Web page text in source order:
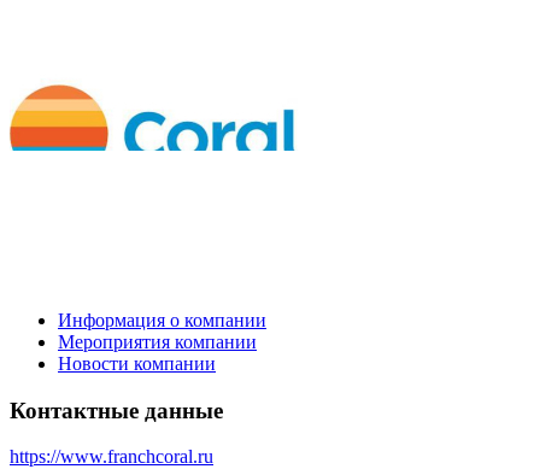
Информация о компании
Мероприятия компании
Новости компании
Контактные данные
https://www.franchcoral.ru